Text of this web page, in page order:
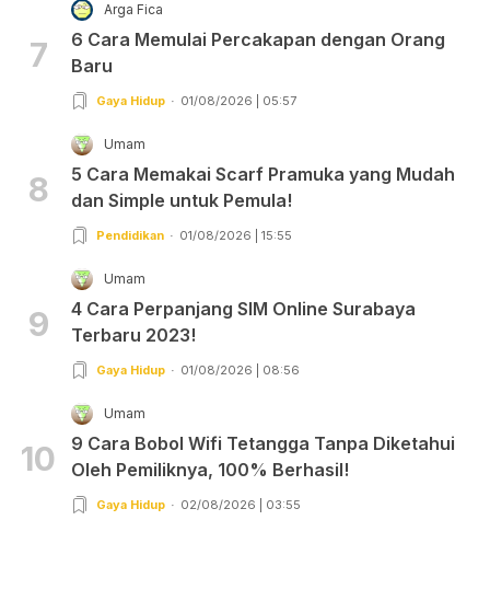
7
Arga Fica
6 Cara Memulai Percakapan dengan Orang
Baru
Gaya Hidup 01/08/2026 | 05:57
8
Umam
5 Cara Memakai Scarf Pramuka yang Mudah
dan Simple untuk Pemula!
Pendidikan 01/08/2026 | 15:55
9
Umam
4 Cara Perpanjang SIM Online Surabaya
Terbaru 2023!
Gaya Hidup 01/08/2026 | 08:56
10
Umam
9 Cara Bobol Wifi Tetangga Tanpa Diketahui
Oleh Pemiliknya, 100% Berhasil!
Gaya Hidup 02/08/2026 | 03:55